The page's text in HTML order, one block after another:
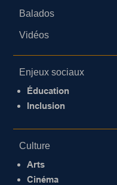
Balados
Vidéos
Enjeux sociaux
Éducation
Inclusion
Culture
Arts
Cinéma